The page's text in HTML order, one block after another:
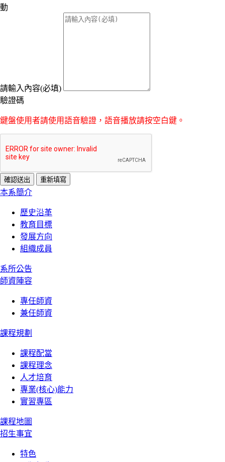
動
請輸入內容(必填)
驗證碼
鍵盤使用者請使用語音驗證，語音播放請按空白鍵。
:::
本系簡介
歷史沿革
教育目標
發展方向
組織成員
系所公告
師資陣容
專任師資
兼任師資
課程規劃
課程配當
課程理念
人才培育
專業(核心)能力
實習專區
課程地圖
招生事宜
特色